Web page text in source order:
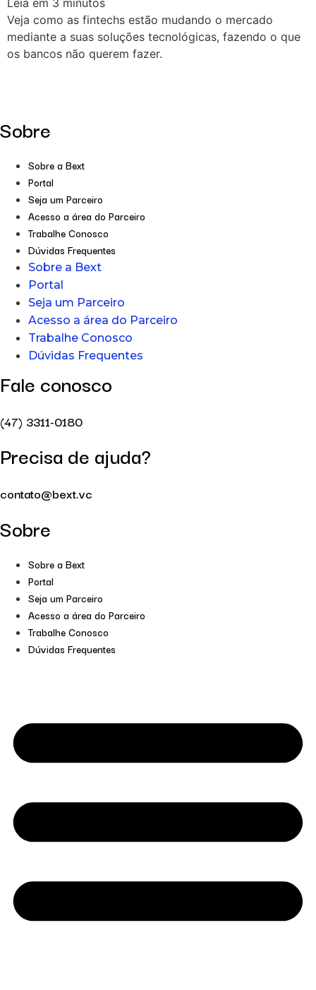
Veja como as fintechs estão mudando o mercado
mediante a suas soluções tecnológicas, fazendo o que
os bancos não querem fazer.
Sobre
Sobre a Bext
Portal
Seja um Parceiro
Acesso a área do Parceiro
Trabalhe Conosco
Dúvidas Frequentes
Sobre a Bext
Portal
Seja um Parceiro
Acesso a área do Parceiro
Trabalhe Conosco
Dúvidas Frequentes
Fale conosco
(47) 3311-0180
Precisa de ajuda?
contato@bext.vc
Sobre
Sobre a Bext
Portal
Seja um Parceiro
Acesso a área do Parceiro
Trabalhe Conosco
Dúvidas Frequentes